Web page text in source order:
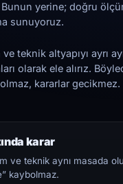
yerine; doğru
sunuyoruz.
teknik altyapıyı ayrı
olarak ele alırız.
kararlar gecikmez.
karar
ve teknik aynı masada
kaybolmaz.